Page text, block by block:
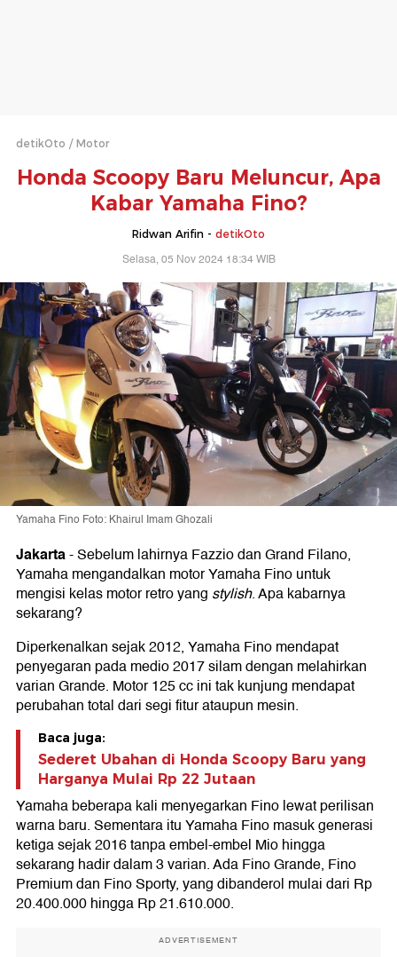
detikOto Motor
Honda Scoopy Baru Meluncur, Apa
Kabar Yamaha Fino?
Ridwan Arifin - detikOto
Selasa, 05 Nov 2024 18:34 WIB
Yamaha Fino Foto: Khairul Imam Ghozali
Jakarta-Sebelum lahirnya Fazzio dan Grand Filano,
Yamaha mengandalkan motor Yamaha Fino untuk
mengisi kelas motor retro yang stylish. Apa kabarnya
sekarang?
Diperkenalkan sejak 2012, Yamaha Fino mendapat
penyegaran pada medio 2017 silam dengan melahirkan
varian Grande. Motor 125 cc ini tak kunjung mendapat
perubahan total dari segi fitur ataupun mesin.
Baca juga:
Sederet Ubahan di Honda Scoopy Baru yang
Harganya Mulai Rp 22 Jutaan
Yamaha beberapa kali menyegarkan Fino lewat perilisan
warna baru. Sementara itu Yamaha Fino masuk generasi
ketiga sejak 2016 tanpa embel-embel Mio hingga
sekarang hadir dalam 3 varian. Ada Fino Grande, Fino
Premium dan Fino Sporty, yang dibanderol mulai dari Rp
20.400.000 hingga Rp 21.610.000.
ADVERTISEMENT